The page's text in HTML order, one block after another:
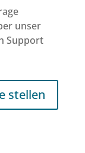
unser
Support
stellen